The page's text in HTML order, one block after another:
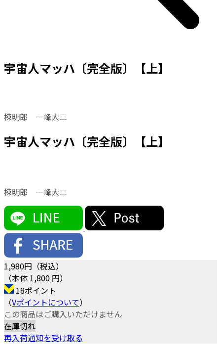
宇宙人マッハ〔完全版〕【上】
棟明郎 一峰大二
宇宙人マッハ〔完全版〕【上】
棟明郎 一峰大二
1,980円（税込）
（本体 1,800 円）
18ポイント
（Vポイントについて）
この商品はご購入いただけません
在庫切れ
再入荷通知を受け取る